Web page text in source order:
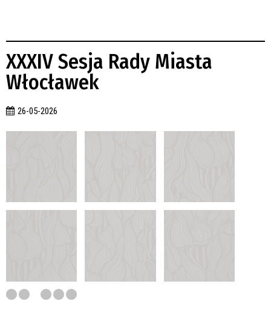
XXXIV Sesja Rady Miasta
Włocławek
26-05-2026